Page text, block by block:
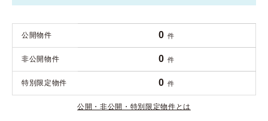
公開物件 0 件
非公開物件 0 件
特別限定物件 0 件
公開・非公開・特別限定物件とは